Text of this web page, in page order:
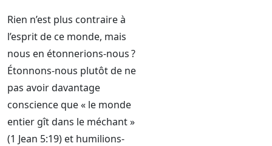
Rien n’est plus contraire à
l’esprit de ce monde, mais
nous en étonnerions-nous ?
Étonnons-nous plutôt de ne
pas avoir davantage
conscience que « le monde
entier gît dans le méchant »
(1 Jean 5:19) et humilions-